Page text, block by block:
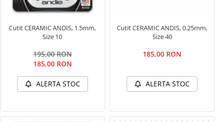
Cutit CERAMIC ANDIS, 1.5mm,
Size 10
195,00 RON
185,00 RON
ALERTA STOC
Cutit CERAMIC ANDIS, 0.25mm,
Size 40
185,00 RON
ALERTA STOC